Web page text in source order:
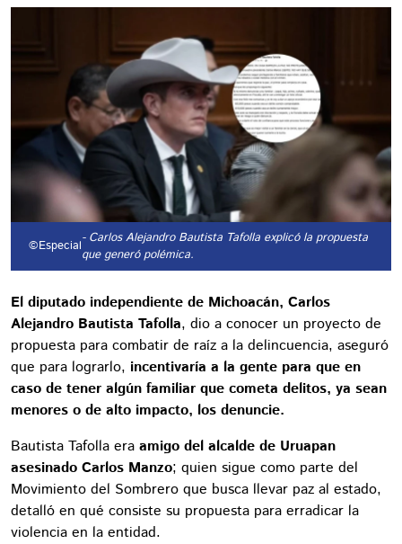
©Especial- Carlos Alejandro Bautista Tafolla explicó la propuesta
que generó polémica.
El diputado independiente de Michoacán, Carlos
Alejandro Bautista Tafolla, dio a conocer un proyecto de
propuesta para combatir de raíz a la delincuencia, aseguró
que para lograrlo, incentivaría a la gente para que en
caso de tener algún familiar que cometa delitos, ya sean
menores o de alto impacto, los denuncie.
Bautista Tafolla era amigo del alcalde de Uruapan
asesinado Carlos Manzo; quien sigue como parte del
Movimiento del Sombrero que busca llevar paz al estado,
detalló en qué consiste su propuesta para erradicar la
violencia en la entidad.